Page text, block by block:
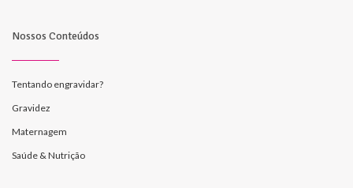
Nossos Conteúdos
Tentando engravidar?
Gravidez
Maternagem
Saúde & Nutrição